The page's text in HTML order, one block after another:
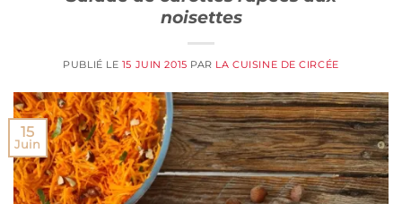
noisettes
PUBLIÉ LE 15 JUIN 2015 PAR LA CUISINE DE CIRCÉE
15
Juin